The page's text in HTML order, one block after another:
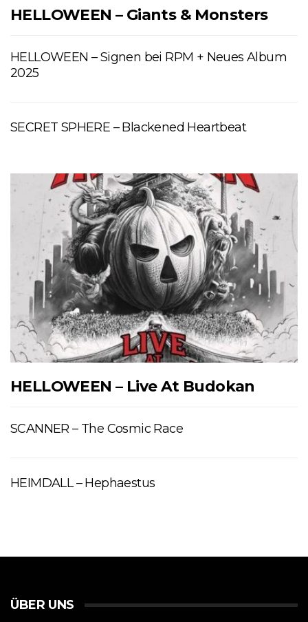
HELLOWEEN – Giants & Monsters
HELLOWEEN – Signen bei RPM + Neues Album
2025
SECRET SPHERE – Blackened Heartbeat
HELLOWEEN – Live At Budokan
SCANNER – The Cosmic Race
HEIMDALL – Hephaestus
ÜBER UNS